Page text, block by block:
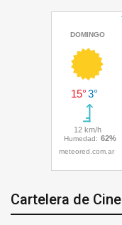
Cartelera de Cine